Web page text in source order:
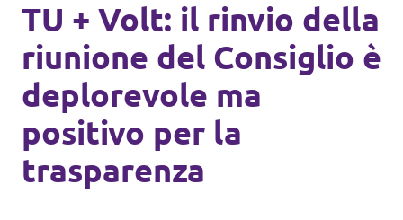
Italiano
Volt België
Volt België
Politiche
Informazioni su Volt
Persone
TU + Volt: il rinvio della
riunione del Consiglio è
deplorevole ma
positivo per la
trasparenza